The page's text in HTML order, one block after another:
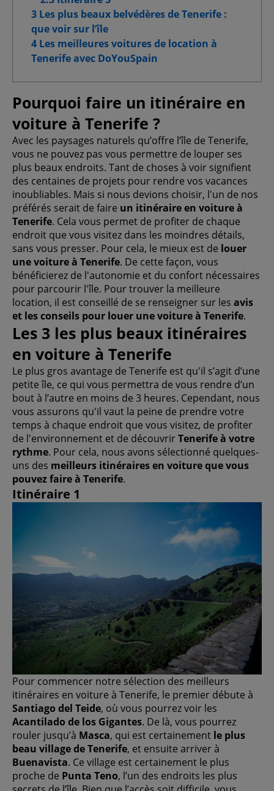
3 Les plus beaux belvédères de Tenerife :
que voir sur l’île
4 Les meilleures voitures de location à
Tenerife avec DoYouSpain
Pourquoi faire un itinéraire en
voiture à Tenerife ?
Avec les paysages naturels qu’offre l’île de Tenerife,
vous ne pouvez pas vous permettre de louper ses
plus beaux endroits. Tant de choses à voir signifient
des centaines de projets pour rendre vos vacances
inoubliables. Mais si nous devions choisir, l'un de nos
préférés serait de faire un itinéraire en voiture à
Tenerife. Cela vous permet de profiter de chaque
endroit que vous visitez dans les moindres détails,
sans vous presser. Pour cela, le mieux est de louer
une voiture à Tenerife. De cette façon, vous
bénéficierez de l'autonomie et du confort nécessaires
pour parcourir l'île. Pour trouver la meilleure
location, il est conseillé de se renseigner sur les avis
et les conseils pour louer une voiture à Tenerife.
Les 3 les plus beaux itinéraires
en voiture à Tenerife
Le plus gros avantage de Tenerife est qu'il s’agit d’une
petite île, ce qui vous permettra de vous rendre d’un
bout à l’autre en moins de 3 heures. Cependant, nous
vous assurons qu'il vaut la peine de prendre votre
temps à chaque endroit que vous visitez, de profiter
de l'environnement et de découvrirTenerife à votre
rythme. Pour cela, nous avons sélectionné quelques-
uns des meilleurs itinéraires en voiture que vous
pouvez faire à Tenerife.
Itinéraire 1
Pour commencer notre sélection des meilleurs
itinéraires en voiture à Tenerife, le premier débute à
Santiago del Teide, où vous pourrez voir les
Acantilado de los Gigantes. De là, vous pourrez
rouler jusqu’à Masca, qui est certainement le plus
beau village de Tenerife, et ensuite arriver à
Buenavista. Ce village est certainement le plus
proche de Punta Teno, l’un des endroits les plus
Cookies pour une publicité ciblée
Cookies publicitaires avancés
Confirmer la sélection
Tout autoriser